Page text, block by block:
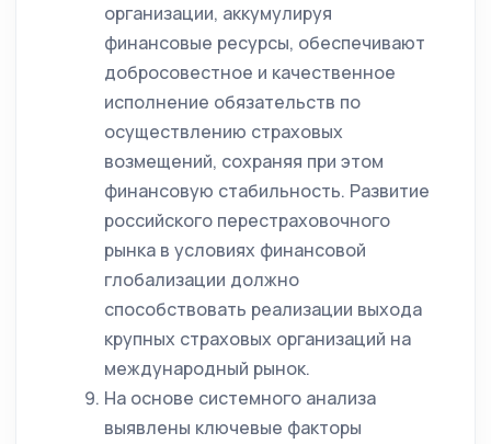
организации, аккумулируя
финансовые ресурсы, обеспечивают
добросовестное и качественное
исполнение обязательств по
осуществлению страховых
возмещений, сохраняя при этом
финансовую стабильность. Развитие
российского перестраховочного
рынка в условиях финансовой
глобализации должно
способствовать реализации выхода
крупных страховых организаций на
международный рынок.
На основе системного анализа
выявлены ключевые факторы